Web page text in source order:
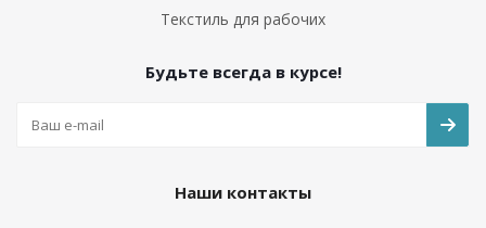
Текстиль для рабочих
Будьте всегда в курсе!
Наши контакты